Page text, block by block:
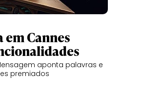
em Cannes
aponta palavras e
premiados